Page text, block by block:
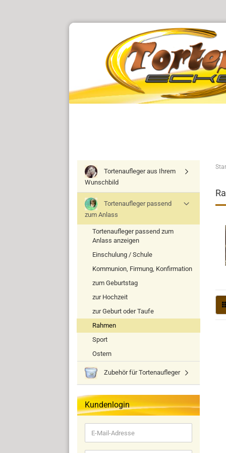
Tortenaufleger aus Ihrem
Wunschbild
Tortenaufleger passend
zum Anlass
Tortenaufleger passend zum
Anlass anzeigen
Einschulung / Schule
Kommunion, Firmung, Konfirmation
zum Geburtstag
zur Hochzeit
zur Geburt oder Taufe
Rahmen
Sport
Ostern
Zubehör für Tortenaufleger
Kundenlogin
E-
Mail-
Adresse